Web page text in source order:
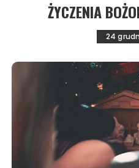
ŻYCZENIA
24